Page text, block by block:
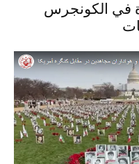
في الكونجرس